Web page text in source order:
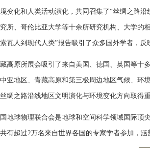
变化和人类活动演化，共同召集了“丝绸之路
所、哥伦比亚大学等十余所研究机构、大学的
瓦人到现代人类”报告吸引了众多国外学者，
高原所展会吸引了来自美国、德国、英国等十
亚地区、青藏高原和第三极周边地区气候、环
绸之路沿线地区文明演化与环境变化方向取得
地球物理联合会是地球和空间科学领域国际顶
有超过2万名来自世界各国的专家学者参加，